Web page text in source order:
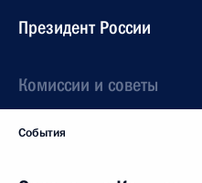
Президент России
Комиссии и советы
События